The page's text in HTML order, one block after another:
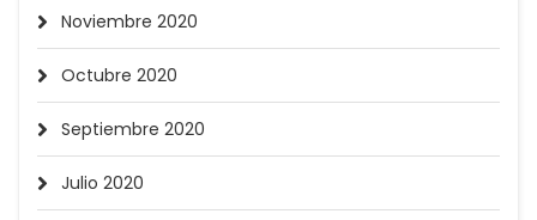
Noviembre 2020
Octubre 2020
Septiembre 2020
Julio 2020